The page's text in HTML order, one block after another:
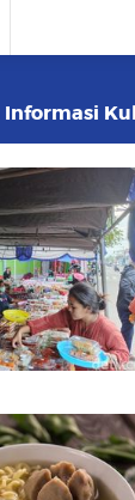
Informasi